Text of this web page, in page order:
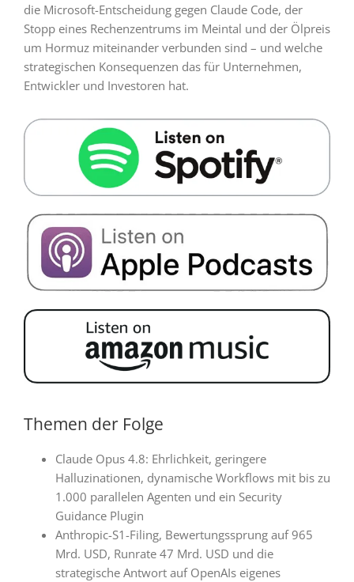
die Microsoft-Entscheidung gegen Claude Code, der
Stopp eines Rechenzentrums im Meintal und der Ölpreis
um Hormuz miteinander verbunden sind – und welche
strategischen Konsequenzen das für Unternehmen,
Entwickler und Investoren hat.
Themen der Folge
Claude Opus 4.8: Ehrlichkeit, geringere
Halluzinationen, dynamische Workflows mit bis zu
1.000 parallelen Agenten und ein Security
Guidance Plugin
Anthropic-S1-Filing, Bewertungssprung auf 965
Mrd. USD, Runrate 47 Mrd. USD und die
strategische Antwort auf OpenAIs eigenes